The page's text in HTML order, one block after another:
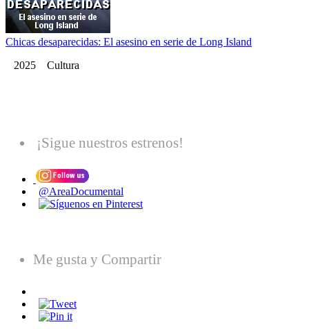
Chicas desaparecidas: El asesino en serie de Long Island
2025 Cultura
¡Sigue nuestros estrenos!
@AreaDocumental
Me gusta y Compartir